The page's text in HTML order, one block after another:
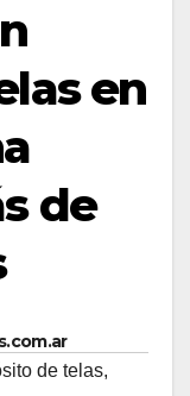
en
de
de telas,